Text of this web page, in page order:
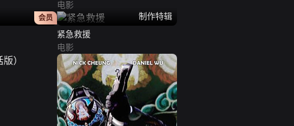
电影
正片
会员
制作特辑
紧急救援
电影